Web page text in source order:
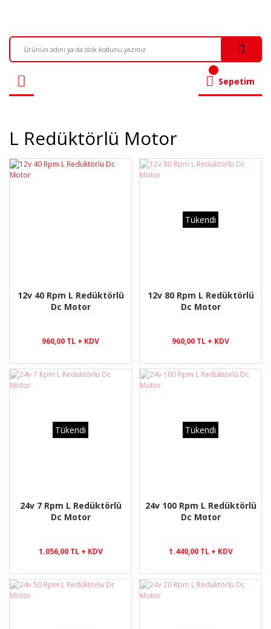
Sepetim
L Redüktörlü Motor
12v 40 Rpm L Redüktörlü
Dc Motor
960,00 TL + KDV
Tükendi
12v 80 Rpm L Redüktörlü
Dc Motor
960,00 TL + KDV
Tükendi
24v 7 Rpm L Redüktörlü
Dc Motor
1.056,00 TL + KDV
Tükendi
24v 100 Rpm L Redüktörlü
Dc Motor
1.440,00 TL + KDV